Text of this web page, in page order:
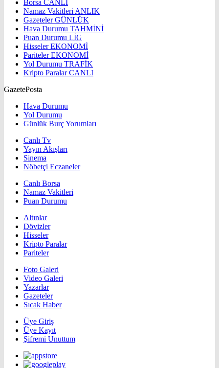
Borsa CANLI
Namaz Vakitleri ANLIK
GazetelerGÜNLÜK
Hava Durumu TAHMİNİ
Puan Durumu LİG
HisselerEKONOMİ
ParitelerEKONOMİ
Yol Durumu TRAFİK
Kripto ParalarCANLI
GazetePosta
Hava Durumu
Yol Durumu
Günlük Burç Yorumları
Canlı Tv
Yayın Akışları
Sinema
Nöbetçi Eczaneler
Canlı Borsa
Namaz Vakitleri
Puan Durumu
Altınlar
Dövizler
Hisseler
Kripto Paralar
Pariteler
Foto Galeri
Video Galeri
Yazarlar
Gazeteler
Sıcak Haber
Üye Giriş
Üye Kayıt
Şifremi Unuttum